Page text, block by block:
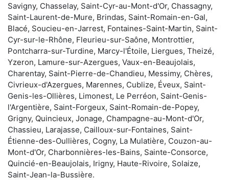
Savigny, Chasselay, Saint-Cyr-au-Mont-d'Or, Chassagny,
Saint-Laurent-de-Mure, Brindas, Saint-Romain-en-Gal,
Blacé, Soucieu-en-Jarrest, Fontaines-Saint-Martin, Saint-
Cyr-sur-le-Rhône, Fleurieu-sur-Saône, Montrottier,
Pontcharra-sur-Turdine, Marcy-l'Étoile, Liergues, Theizé,
Yzeron, Lamure-sur-Azergues, Vaux-en-Beaujolais,
Charentay, Saint-Pierre-de-Chandieu, Messimy, Chères,
Civrieux-d'Azergues, Marennes, Cublize, Éveux, Saint-
Genis-les-Ollières, Limonest, Le Perréon, Saint-Genis-
l'Argentière, Saint-Forgeux, Saint-Romain-de-Popey,
Grigny, Quincieux, Jonage, Champagne-au-Mont-d'Or,
Chassieu, Larajasse, Cailloux-sur-Fontaines, Saint-
Étienne-des-Oullières, Cogny, La Mulatière, Couzon-au-
Mont-d'Or, Charbonnières-les-Bains, Sainte-Consorce,
Quincié-en-Beaujolais, Irigny, Haute-Rivoire, Solaize,
Saint-Jean-la-Bussière.